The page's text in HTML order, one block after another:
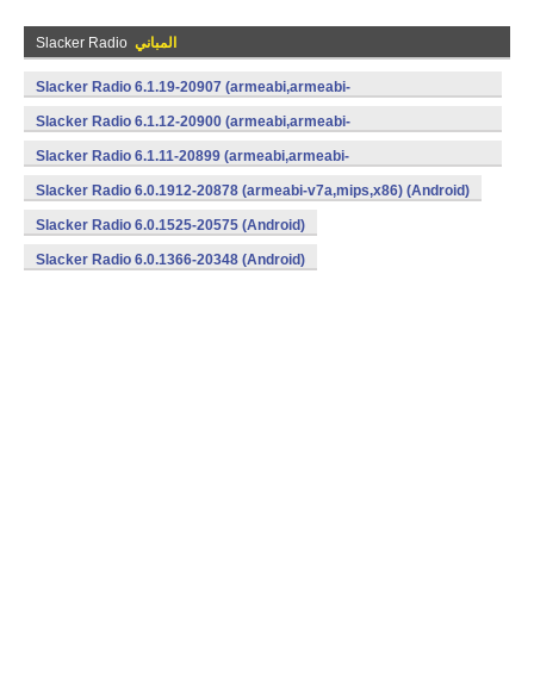
Slacker Radio المباني
Slacker Radio 6.1.19-20907 (armeabi,armeabi-
v7a,mips,x86) (Android)
Slacker Radio 6.1.12-20900 (armeabi,armeabi-
v7a,mips,x86) (Android)
Slacker Radio 6.1.11-20899 (armeabi,armeabi-
v7a,mips,x86) (Android)
Slacker Radio 6.0.1912-20878 (armeabi-v7a,mips,x86) (Android)
Slacker Radio 6.0.1525-20575 (Android)
Slacker Radio 6.0.1366-20348 (Android)